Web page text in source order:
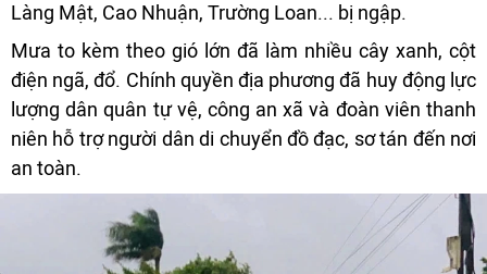
Làng Mật, Cao Nhuận, Trường Loan... bị ngập.
Mưa to kèm theo gió lớn đã làm nhiều cây xanh, cột
điện ngã, đổ. Chính quyền địa phương đã huy động lực
lượng dân quân tự vệ, công an xã và đoàn viên thanh
niên hỗ trợ người dân di chuyển đồ đạc, sơ tán đến nơi
an toàn.